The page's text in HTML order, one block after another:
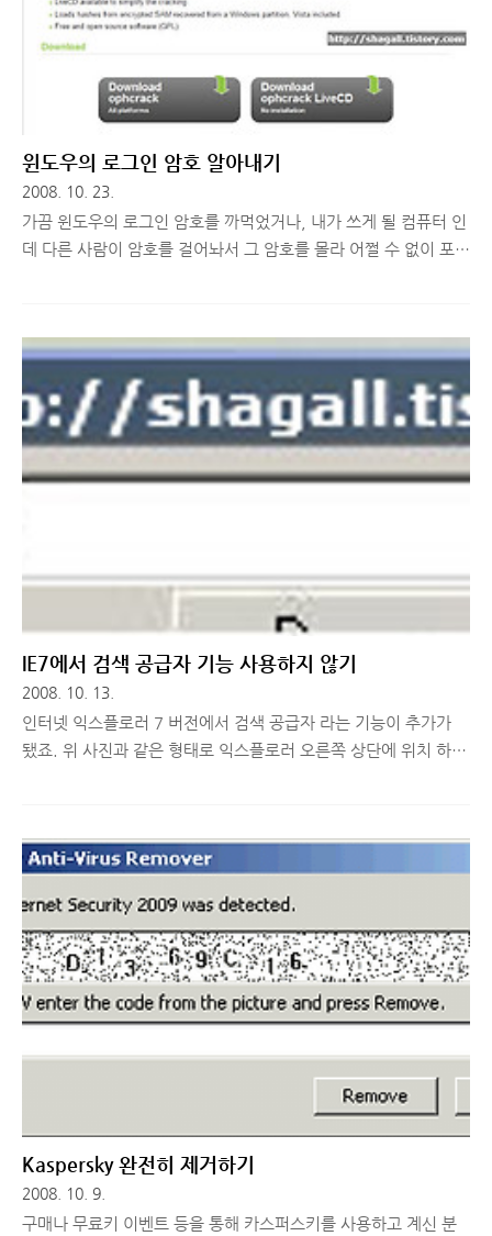
윈도우의 로그인 암호 알아내기
2008. 10. 23.
가끔 윈도우의 로그인 암호를 까먹었거나, 내가 쓰게 될 컴퓨터 인
데 다른 사람이 암호를 걸어놔서 그 암호를 몰라 어쩔 수 없이 포맷
이름은 ophcrack 이구요. 프로그램 다운로드는 아래 링크 클릭하
셔서 하시면 됩니다. http://ophcrack.sourceforge.net/ 그냥 설
치 해도 되지만 LiveCD 로 다운로드해서 iso 를 따로 CD 로 구워
두면 암호를 알아내야 할 때 그 CD 로 부팅을 하면 설치 할 필요
없이 바로 사용 가능 합니다. 영문 + 숫자 로 이루어진 암호 중
IE7에서 검색 공급자 기능 사용하지 않기
2008. 10. 13.
인터넷 익스플로러 7 버전에서 검색 공급자 라는 기능이 추가가
됐죠. 위 사진과 같은 형태로 익스플로러 오른쪽 상단에 위치 하고
이런 분들을 위해서 저 검색 공급자를 제거 할 수 있는 방법을 알려
파일을 실행 하시면 레지스트리의 키 값을 변경 하게 되는데 파일
실행 후 익스플로러를 다시 시작해 보시면 검색 공급자가 간단하
게 사라진 것을 볼 수 있습니다. ^^ 혹시, 다시금 되살려서 사용하
고 싶으신 분들은 아래 파일을 다운로드 하셔서..
Kaspersky 완전히 제거하기
2008. 10. 9.
구매나 무료키 이벤트 등을 통해 카스퍼스키를 사용하고 계신 분